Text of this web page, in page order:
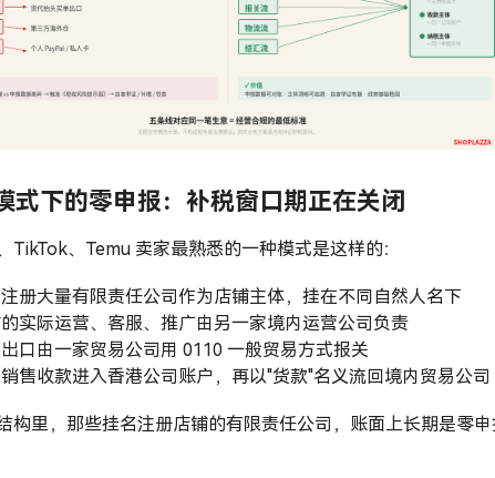
式下的零申报：补税窗口期正在关闭
TikTok、Temu 卖家最熟悉的一种模式是这样的：
册大量有限责任公司作为店铺主体，挂在不同自然人名下
实际运营、客服、推广由另一家境内运营公司负责
口由一家贸易公司用 0110 一般贸易方式报关
售收款进入香港公司账户，再以"货款"名义流回境内贸易公司
构里，那些挂名注册店铺的有限责任公司，账面上长期是零申